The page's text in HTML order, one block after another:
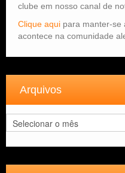
clube em nosso canal de
Clique aqui para manter-se
acontece na comunidade
Arquivos
Arquivos